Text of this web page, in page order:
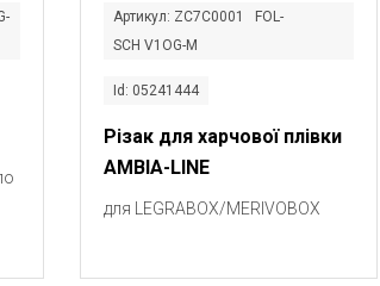
Артикул: ZC7C0001 FOL-
SCH V1OG-M
Id: 05241444
Різак для харчової плівки
AMBIA-LINE
для LEGRABOX/MERIVOBOX